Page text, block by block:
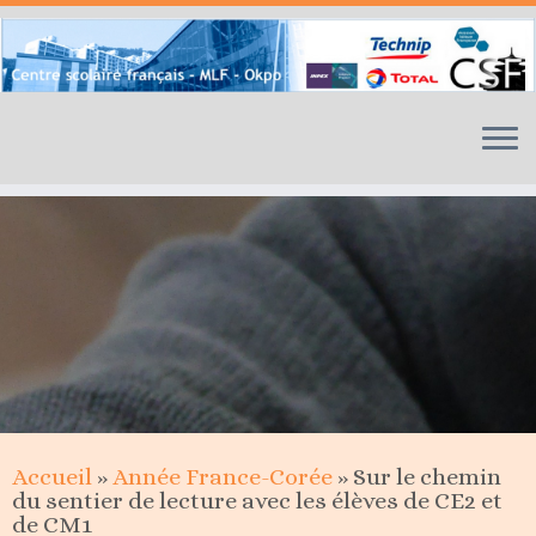
Skip
content
Accueil »Année France-Corée » Sur le chemin
du sentier de lecture avec les élèves de CE2 et
de CM1